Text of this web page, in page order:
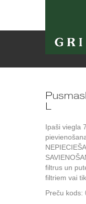
L
Ipaši viegla
filtrus un
filtriem vai
Preču kods: